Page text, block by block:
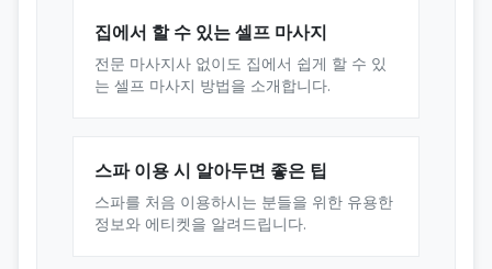
집에서 할 수 있는 셀프 마사지
전문 마사지사 없이도 집에서 쉽게 할 수 있
는 셀프 마사지 방법을 소개합니다.
스파 이용 시 알아두면 좋은 팁
스파를 처음 이용하시는 분들을 위한 유용한
정보와 에티켓을 알려드립니다.